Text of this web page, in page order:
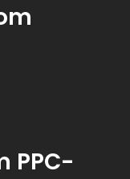
PPC-